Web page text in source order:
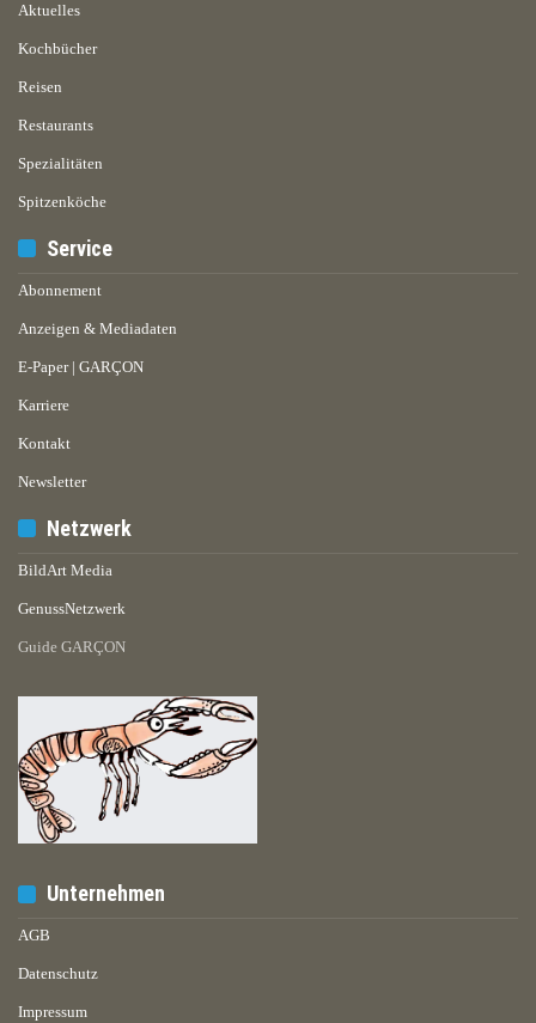
Aktuelles
Kochbücher
Reisen
Restaurants
Spezialitäten
Spitzenköche
Service
Abonnement
Anzeigen & Mediadaten
E-Paper | GARÇON
Karriere
Kontakt
Newsletter
Netzwerk
BildArt Media
GenussNetzwerk
Guide GARÇON
Unternehmen
AGB
Datenschutz
Impressum